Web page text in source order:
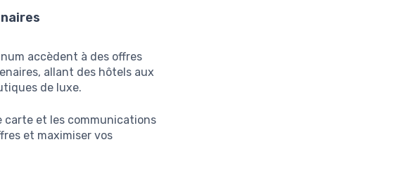
accèdent à des offres
allant des hôtels aux
de luxe.
carte et les communications
et maximiser vos